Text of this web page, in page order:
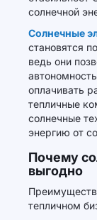
солнечной
Солнечные
становятся
ведь они
оплачивать
тепличные
солнечные
энергию от
Почему
выгодно
тепличном